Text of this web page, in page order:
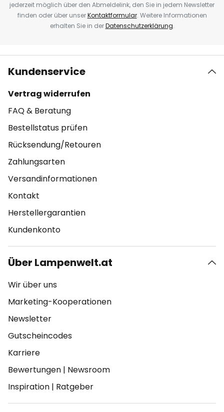
jederzeit möglich über den Abmeldelink, den Sie in jedem Newsletter
finden oder über unserKontaktformular. Weitere Informationen
erhalten Sie in derDatenschutzerklärung.
Kundenservice
Vertrag widerrufen
FAQ & Beratung
Bestellstatus prüfen
Rücksendung/Retouren
Zahlungsarten
Versandinformationen
Kontakt
Herstellergarantien
Kundenkonto
Über Lampenwelt.at
Wir über uns
Marketing-Kooperationen
Newsletter
Gutscheincodes
Karriere
Bewertungen | Newsroom
Inspiration | Ratgeber